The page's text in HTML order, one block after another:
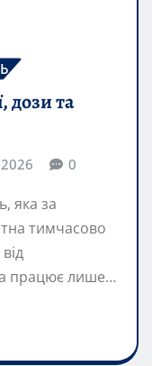
дози та
0
яка за
тимчасово
працює лише…